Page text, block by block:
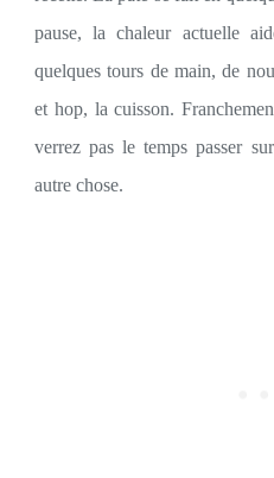
pause, la chaleur actuelle
quelques tours de main, de
et hop, la cuisson.
verrez pas le temps passer
autre chose.